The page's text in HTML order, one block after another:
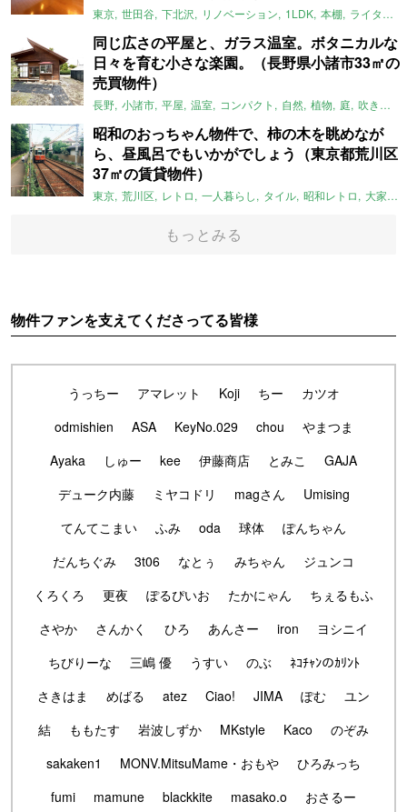
東京 世田谷 下北沢 リノベーション 1LDK 本棚 ライター：ほしりょうこ
同じ広さの平屋と、ガラス温室。ボタニカルな
日々を育む小さな楽園。（長野県小諸市33㎡の
売買物件）
長野 小諸市 平屋 温室 コンパクト 自然 植物 庭 吹き抜け
昭和のおっちゃん物件で、柿の木を眺めなが
ら、昼風呂でもいかがでしょう（東京都荒川区
37㎡の賃貸物件）
東京 荒川区 レトロ 一人暮らし タイル 昭和レトロ 大家女子
もっとみる
物件ファンを支えてくださってる皆様
うっちー アマレット Koji ちー
カツオ
odmishien
ASA KeyNo.029 chou
やまつま
Ayaka
しゅー kee 伊藤商店 とみこ
GAJA
デューク内藤
ミヤコドリ magさん
Umising
てんてこまい
ふみ oda 球体
ぽんちゃん
だんちぐみ
3t06 なとぅ みちゃん
ジュンコ
くろくろ
更夜 ぽるぴいお たかにゃん
ちぇるもふ
さやか
さんかく ひろ あんさー iron
ヨシニイ
ちびりーな
三嶋 優 うすい のぶ
ﾈｺﾁｬﾝのｶﾘﾝﾄ
さきはま
めばる atez Ciao! JIMA ぽむ
ユン
結
ももたす 岩波しずか MKstyle Kaco
のぞみ
sakaken1
MONV.MitsuMame・おもや
ひろみっち
fumi
mamune blackkite masako.o
おさるー